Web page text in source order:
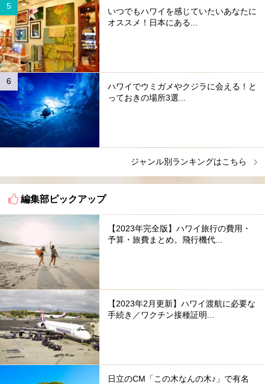
いつでもハワイを感じていたいあなたに
オススメ！日本にある...
ハワイでウミガメやクジラに会える！と
っておきの場所3選...
ジャンル別ランキングはこちら
編集部ピックアップ
【2023年完全版】ハワイ旅行の費用・
予算・旅費まとめ。飛行機代...
【2023年2月更新】ハワイ渡航に必要な
手続き／ワクチン接種証明...
日立のCM「この木なんの木♪」で有名